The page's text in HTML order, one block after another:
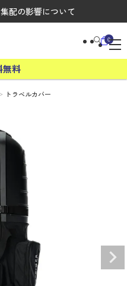
配の影響について
0
無料
トラベルカバー